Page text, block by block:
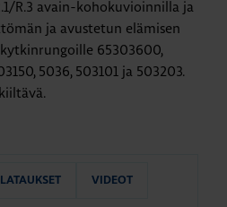
R.3 avain-kohokuvioinnilla ja
ja avustetun elämisen
65303600,
5036, 503101 ja 503203.
LATAUKSET VIDEOT